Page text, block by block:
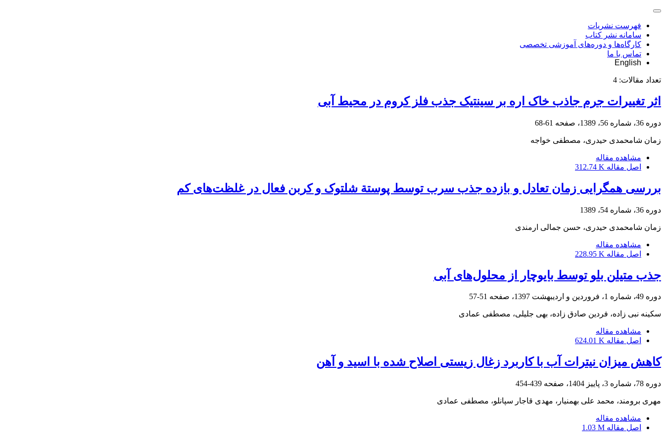
فهرست نشریات
سامانه نشر کتاب
کارگاه‌ها و دوره‌های آموزشی تخصصی
تماس با ما
English
تعداد مقالات: 4
اثر تغییرات جرم جاذب خاک اره بر سینتیک جذب فلز کروم در محیط آبی
دوره 36، شماره 56، 1389، صفحه 61-68
زمان شامحمدی حیدری، مصطفی خواجه
مشاهده مقاله
اصل مقاله 312.74 K
بررسی همگرایی زمان تعادل و بازده جذب سرب توسط پوستة شلتوک و کربن فعال در غلظت‌های کم
دوره 36، شماره 54، 1389
زمان شامحمدی حیدری، حسن جمالی ارمندی
مشاهده مقاله
اصل مقاله 228.95 K
جذب متیلن بلو توسط بایوچار از محلول‌های آبی
دوره 49، شماره 1، فروردین و اردیبهشت 1397، صفحه 51-57
سکینه نبی زاده، فردین صادق زاده، بهی جلیلی، مصطفی عمادی
مشاهده مقاله
اصل مقاله 624.01 K
کاهش میزان نیترات آب با کاربرد زغال ‌زیستی اصلاح شده با اسید و آهن
دوره 78، شماره 3، پاییز 1404، صفحه 439-454
مهری برومند، محمد علی بهمنیار، مهدی قاجار سپانلو، مصطفی عمادی
مشاهده مقاله
اصل مقاله 1.03 M